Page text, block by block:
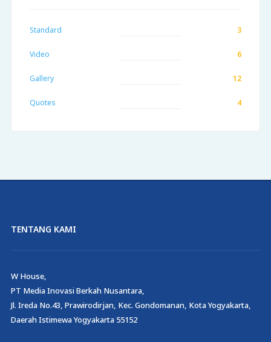
Standard 3
Video 6
Gallery 12
Quotes 4
TENTANG KAMI
W House,
PT Media Inovasi Berkah Nusantara,
Jl. Ireda No.43, Prawirodirjan, Kec. Gondomanan, Kota Yogyakarta,
Daerah Istimewa Yogyakarta 55152